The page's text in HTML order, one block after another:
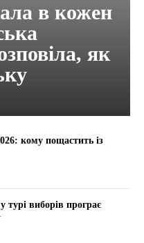
в кожен
як
кому пощастить із
турі виборів програє